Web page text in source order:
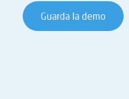
Guarda la demo